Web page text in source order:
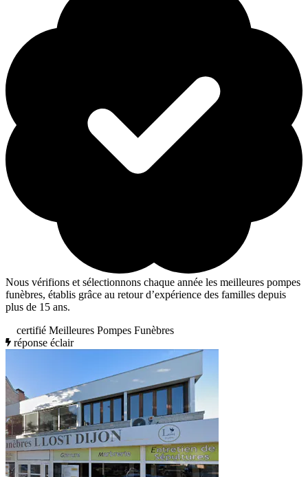
Nous vérifions et sélectionnons chaque année les meilleures pompes
funèbres, établis grâce au retour d’expérience des familles depuis
plus de 15 ans.
certifié Meilleures Pompes Funèbres
réponse éclair